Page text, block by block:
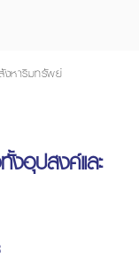
งหาริมทรัพย์
อุปสงค์และ